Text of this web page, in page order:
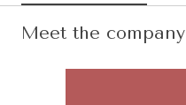
Meet the company